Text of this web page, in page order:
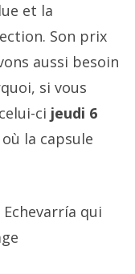
et la
Son prix
aussi besoin
si vous
ci jeudi 6
la capsule
qui